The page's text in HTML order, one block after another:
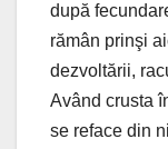
după
rămân prinşi
dezvoltării,
Având crusta
se reface din